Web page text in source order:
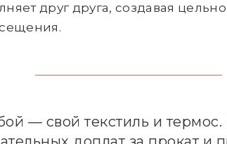
друг друга, создавая
— свой текстиль и термос.